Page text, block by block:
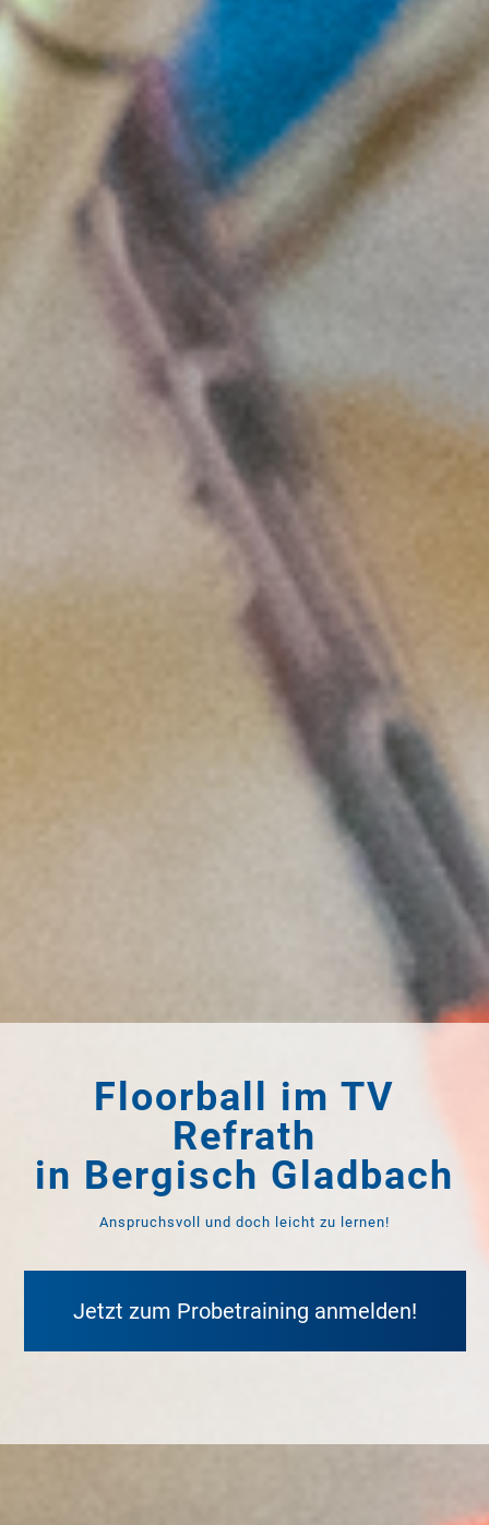
Floorball im TV
Refrath
in Bergisch Gladbach
Anspruchsvoll und doch leicht zu lernen!
Jetzt zum Probetraining anmelden!